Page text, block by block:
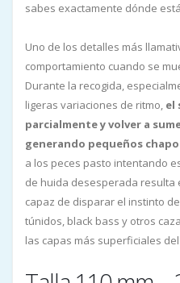
sabes exactamente dónde
Uno de los detalles más
comportamiento cuando se
Durante la recogida,
ligeras variaciones de ritmo, el
parcialmente y volver a
generando pequeños
a los peces pasto intentando
de huida desesperada resulta
capaz de disparar el instinto
túnidos, black bass y otros
las capas más superficiales